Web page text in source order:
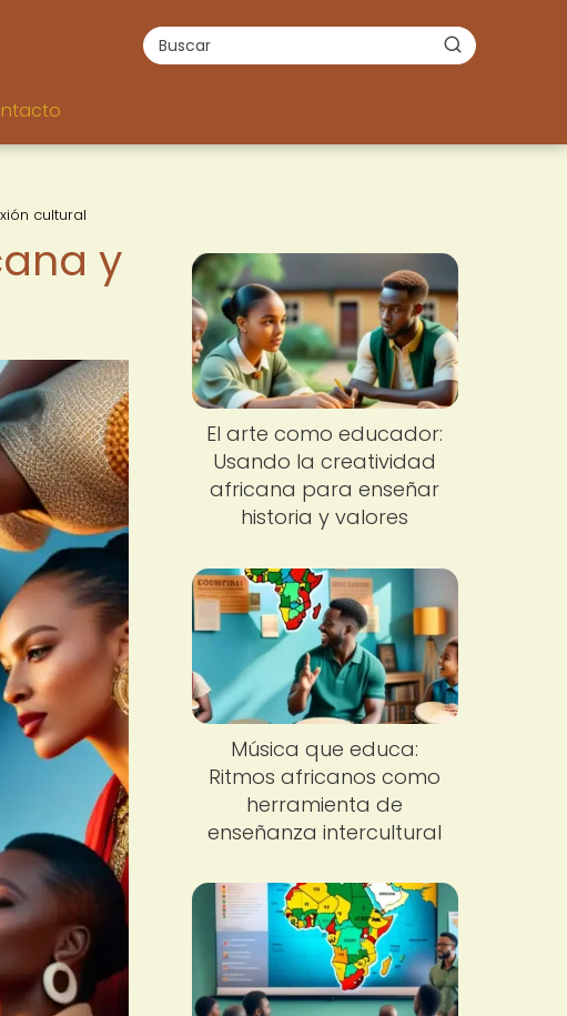
cultural
y
El arte como educador:
Usando la creatividad
africana para enseñar
historia y valores
Música que educa:
Ritmos africanos como
herramienta de
enseñanza intercultural